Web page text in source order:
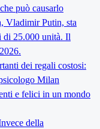
può causarlo
Vladimir Putin, sta
di 25.000 unità. Il
dei regali costosi:
Milan
e felici in un mondo
della